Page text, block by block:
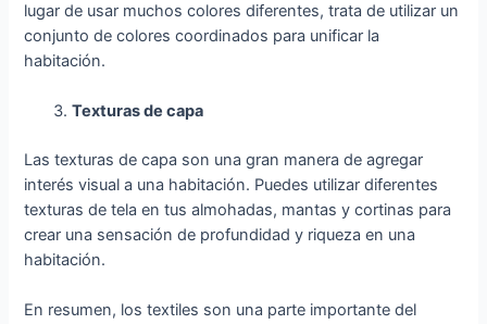
lugar de usar muchos colores diferentes, trata de utilizar un
conjunto de colores coordinados para unificar la
habitación.
Texturas de capa
Las texturas de capa son una gran manera de agregar
interés visual a una habitación. Puedes utilizar diferentes
texturas de tela en tus almohadas, mantas y cortinas para
crear una sensación de profundidad y riqueza en una
habitación.
En resumen, los textiles son una parte importante del